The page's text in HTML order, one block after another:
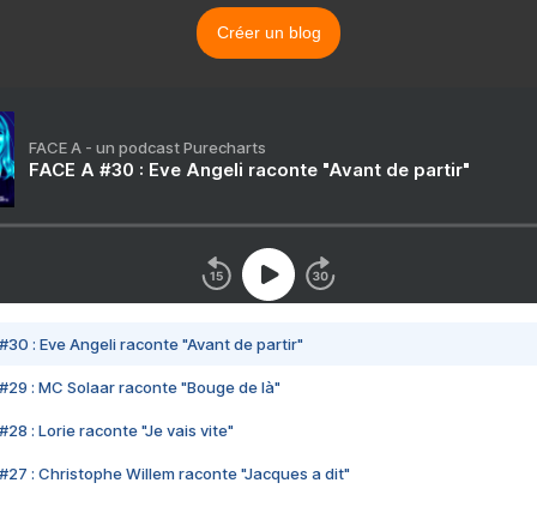
Créer un blog
FACE A - un podcast Purecharts
FACE A #30 : Eve Angeli raconte "Avant de partir"
#30 : Eve Angeli raconte "Avant de partir"
#29 : MC Solaar raconte "Bouge de là"
#28 : Lorie raconte "Je vais vite"
#27 : Christophe Willem raconte "Jacques a dit"